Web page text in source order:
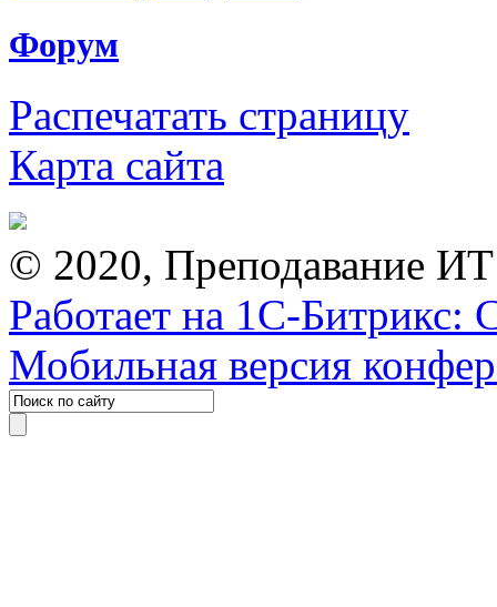
Форум
Распечатать страницу
Карта сайта
© 2020, Преподавание
Работает на 1С-Битрикс:
Мобильная версия